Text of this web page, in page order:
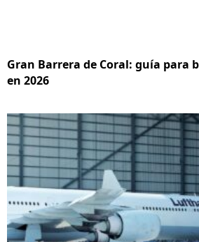
Gran Barrera de Coral: guía para
en 2026